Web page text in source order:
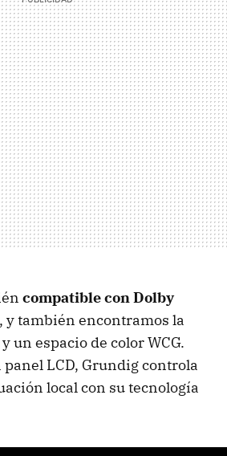
compatible con Dolby
, y también encontramos la
un espacio de color WCG.
panel LCD, Grundig controla
local con su tecnología